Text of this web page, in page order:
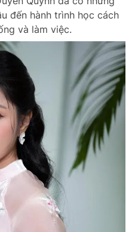
đến hành trình học cách
và làm việc.